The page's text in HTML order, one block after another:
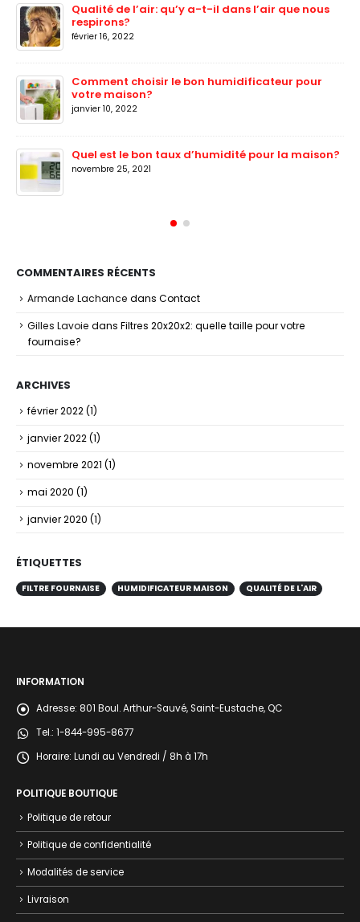
Qualité de l’air: qu’y a-t-il dans l’air que nous
respirons?
février 16, 2022
Comment choisir le bon humidificateur pour
votre maison?
janvier 10, 2022
Quel est le bon taux d’humidité pour la maison?
novembre 25, 2021
COMMENTAIRES RÉCENTS
Armande Lachance dans Contact
Gilles Lavoie dans Filtres 20x20x2: quelle taille pour votre
fournaise?
ARCHIVES
février 2022(1)
janvier 2022(1)
novembre 2021 (1)
mai 2020 (1)
janvier 2020 (1)
ÉTIQUETTES
FILTRE FOURNAISE HUMIDIFICATEUR MAISON QUALITÉ DE L'AIR
INFORMATION
Adresse: 801 Boul. Arthur-Sauvé, Saint-Eustache, QC
Tel.: 1-844-995-8677
Horaire: Lundi au Vendredi / 8h à 17h
POLITIQUE BOUTIQUE
Politique de retour
Politique de confidentialité
Modalités de service
Livraison